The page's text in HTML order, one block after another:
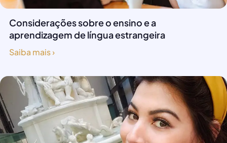
Considerações sobre o ensino e a
aprendizagem de língua estrangeira
Saiba mais ›